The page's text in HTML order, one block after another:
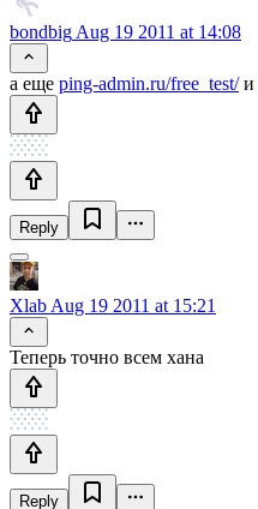
bondbig Aug 19 2011 at 14:08
а еще ping-admin.ru/free_test/и
Reply
Xlab Aug 19 2011 at 15:21
Теперь точно всем хана
Reply